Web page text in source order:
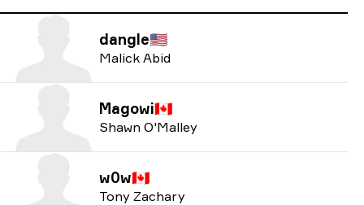
dangle🇺🇸
Malick Abid
Magowi🇨🇦
Shawn O'Malley
w0w🇨🇦
Tony Zachary